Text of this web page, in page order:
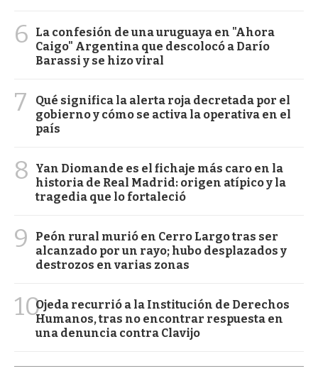
6
La confesión de una uruguaya en "Ahora
Caigo" Argentina que descolocó a Darío
Barassi y se hizo viral
7
Qué significa la alerta roja decretada por el
gobierno y cómo se activa la operativa en el
país
8
Yan Diomande es el fichaje más caro en la
historia de Real Madrid: origen atípico y la
tragedia que lo fortaleció
9
Peón rural murió en Cerro Largo tras ser
alcanzado por un rayo; hubo desplazados y
destrozos en varias zonas
10Ojeda recurrió a la Institución de Derechos
Humanos, tras no encontrar respuesta en
una denuncia contra Clavijo